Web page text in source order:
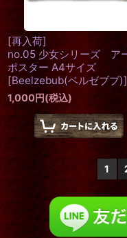
[再入荷]
no.05 少女シリーズ ア
ポスター A4サイズ
[Beelzebub(ベルゼブブ)]
1,000円(税込)
1